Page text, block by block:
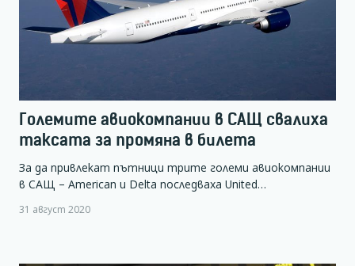
Големите авиокомпании в САЩ свалиха
таксата за промяна в билета
За да привлекат пътници трите големи авиокомпании
в САЩ – American и Delta последваха United…
31 август 2020